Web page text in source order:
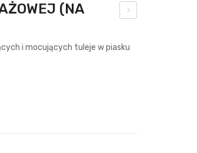
cz
(NA
i mocujących tuleje w piasku